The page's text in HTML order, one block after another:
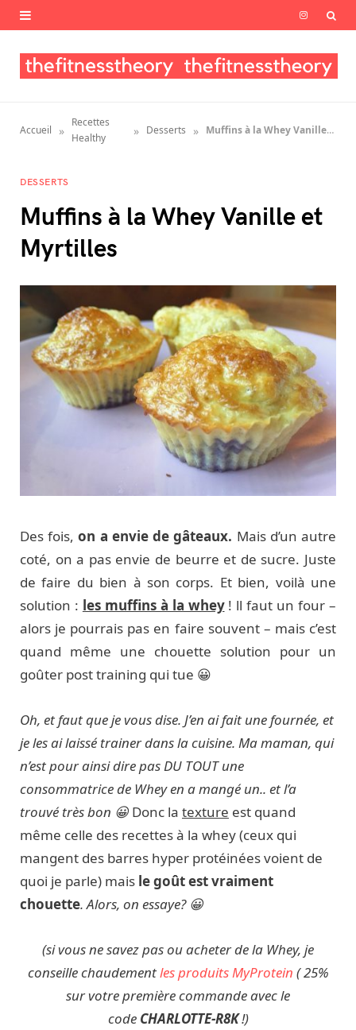
I
s
a
a
Accueil »
Recettes
Healthy
» Desserts » Muffins à la Whey Vanille et Myrtilles
DESSERTS
Muffins à la Whey Vanille et
Myrtilles
Des fois,on a envie de gâteaux. Mais d’un autre
coté, on a pas envie de beurre et de sucre. Juste
de faire du bien à son corps. Et bien, voilà une
solution : les muffins à la whey! ll faut un four –
alors je pourrais pas en faire souvent – mais c’est
quand même une chouette solution pour un
goûter post training qui tue 😀
Oh, et faut que je vous dise. J’en ai fait une fournée, et
je les ai laissé trainer dans la cuisine. Ma maman, qui
n’est pour ainsi dire pas DU TOUT une
consommatrice de Whey en a mangé un.. et l’a
trouvé très bon 😀 Donc la texture est quand
même celle des recettes à la whey (ceux qui
mangent des barres hyper protéinées voient de
quoi je parle) mais le goût est vraiment
chouette. Alors, on essaye? 😀
(si vous ne savez pas ou acheter de la Whey, je
conseille chaudementles produits MyProtein ( 25%
sur votre première commande avec le
code CHARLOTTE-R8K!)